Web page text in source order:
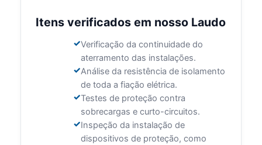
Itens verificados em nosso Laudo
Verificação da continuidade do
aterramento das instalações.
Análise da resistência de isolamento
de toda a fiação elétrica.
Testes de proteção contra
sobrecargas e curto-circuitos.
Inspeção da instalação de
dispositivos de proteção, como